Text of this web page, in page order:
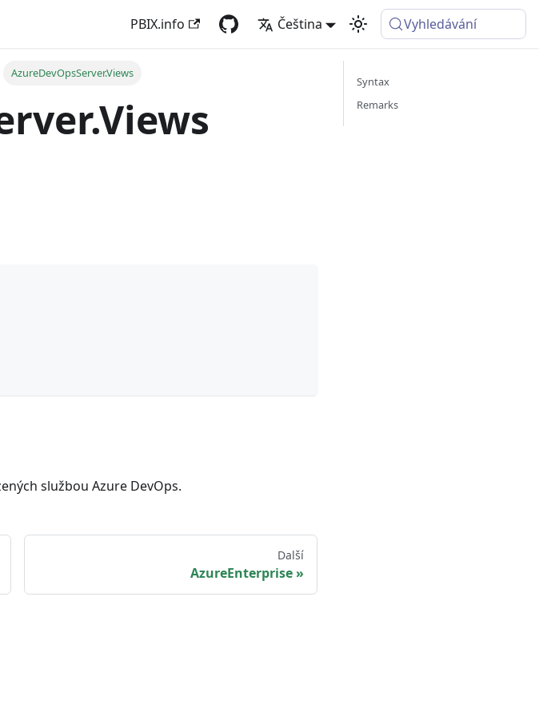
PBIX.info Čeština Vyhledávání
AzureDevOpsServer.Views
službou Azure DevOps.
Další
AzureEnterprise
Syntax
Remarks